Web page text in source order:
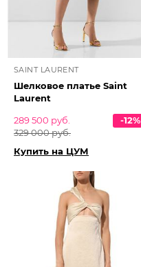
SAINT LAURENT
Шелковое платье Saint
Laurent
289 500 руб.
329 000 руб.
-12%
Купить на ЦУМ